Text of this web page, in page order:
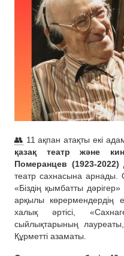
👥 11 ақпан атақты екі
қазақ театр және
Померанцев (1923-2022)
театр сахнасына арнады.
«Біздің қымбатты
арқылы көрермендердің
халық әртісі,
сыйлықтарының
Құрметті азаматы.